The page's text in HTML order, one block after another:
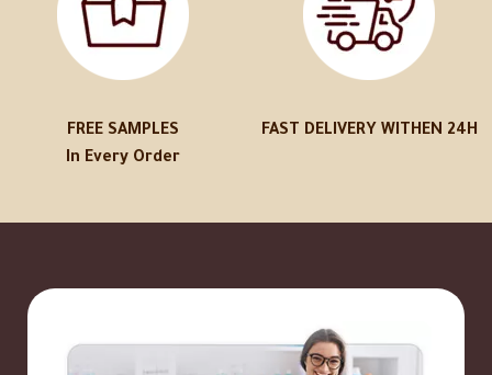
FREE SAMPLES
In Every Order
FAST DELIVERY WITHEN 24H